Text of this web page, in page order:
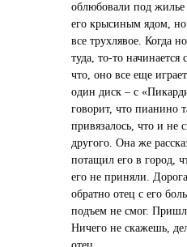
облюбовали под
его крысиным ядом,
все трухлявое. Когда
туда, то-то
что, оно все еще
один диск – с
говорит, что пианино
привязалось, что и не
другого. Она же
потащил его в город,
его не приняли.
обратно отец с его
подъем не смог.
Ничего не скажешь,